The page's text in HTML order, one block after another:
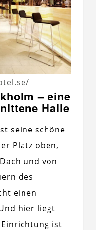
– eine
Halle
seine schöne
Platz oben,
und von
des
einen
hier liegt
ist